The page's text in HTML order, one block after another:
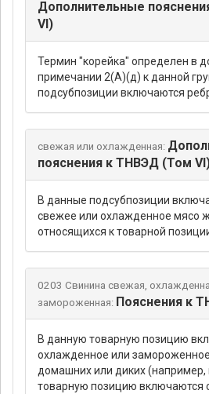
Дополнительные
VI)
Термин "корейка" определен в
примечании 2(А)(д) к данной
подсубпозиции включаются
свежая или охлажденная:
пояснения к ТНВЭД (Том
В данные подсубпозиции
свежее или охлажденное мясо
относящихся к товарной
0203 Свинина свежая,
замороженная: Пояснения к
В данную товарную позицию
охлажденное или
домашних или диких (например,
товарную позицию включаются